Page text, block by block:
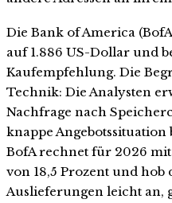
Die Bank of America
auf 1.886 US-Dollar und
Kaufempfehlung. Die
Technik: Die Analysten
Nachfrage nach
knappe
BofA rechnet für 2026
von 18,5 Prozent und hob
Auslieferungen leicht an,